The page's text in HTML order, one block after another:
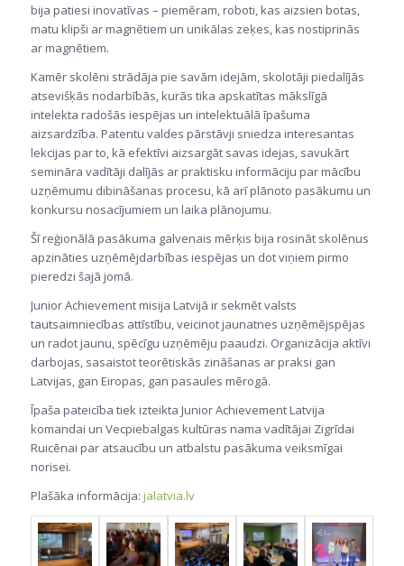
bija patiesi inovatīvas – piemēram, roboti, kas aizsien botas,
matu klipši ar magnētiem un unikālas zeķes, kas nostiprinās
ar magnētiem.
Kamēr skolēni strādāja pie savām idejām, skolotāji piedalījās
atsevišķās nodarbībās, kurās tika apskatītas mākslīgā
intelekta radošās iespējas un intelektuālā īpašuma
aizsardzība. Patentu valdes pārstāvji sniedza interesantas
lekcijas par to, kā efektīvi aizsargāt savas idejas, savukārt
semināra vadītāji dalījās ar praktisku informāciju par mācību
uzņēmumu dibināšanas procesu, kā arī plānoto pasākumu un
konkursu nosacījumiem un laika plānojumu.
Šī reģionālā pasākuma galvenais mērķis bija rosināt skolēnus
apzināties uzņēmējdarbības iespējas un dot viņiem pirmo
pieredzi šajā jomā.
Junior Achievement misija Latvijā ir sekmēt valsts
tautsaimniecības attīstību, veicinot jaunatnes uzņēmējspējas
un radot jaunu, spēcīgu uzņēmēju paaudzi. Organizācija aktīvi
darbojas, sasaistot teorētiskās zināšanas ar praksi gan
Latvijas, gan Eiropas, gan pasaules mērogā.
Īpaša pateicība tiek izteikta Junior Achievement Latvija
komandai un Vecpiebalgas kultūras nama vadītājai Zigrīdai
Ruicēnai par atsaucību un atbalstu pasākuma veiksmīgai
norisei.
Plašāka informācija: jalatvia.lv